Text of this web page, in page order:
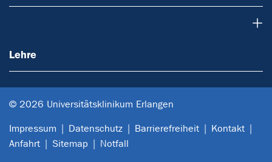
Lehre
© 2026 Universitätsklinikum Erlangen
Impressum Datenschutz Barrierefreiheit
Kontakt
Anfahrt
Sitemap Notfall